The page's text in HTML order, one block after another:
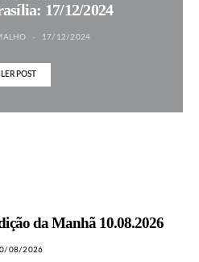
17/12/2024
17/12/2024
LER POST
da Manhã 10.08.2026
08/2026